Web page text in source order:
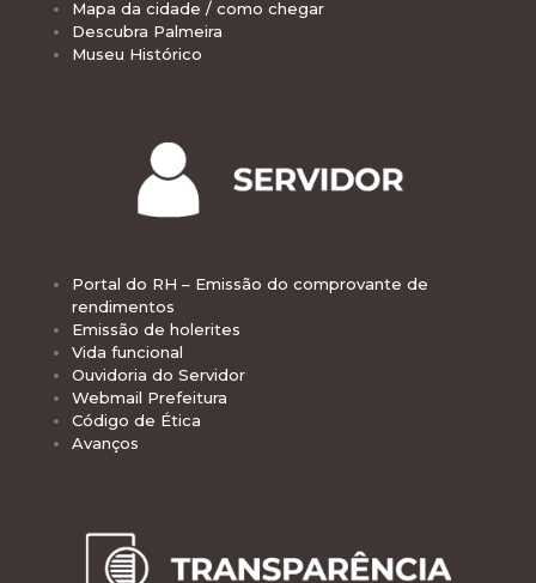
Mapa da cidade / como chegar
Descubra Palmeira
Museu Histórico
Portal do RH – Emissão do comprovante de
rendimentos
Emissão de holerites
Vida funcional
Ouvidoria do Servidor
Webmail Prefeitura
Código de Ética
Avanços